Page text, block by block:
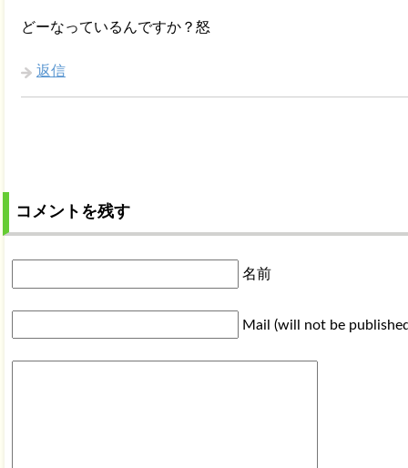
どーなっているんですか？怒
返信
コメントを残す
名前
Mail (will not be